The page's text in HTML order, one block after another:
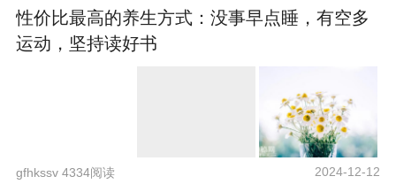
性价比最高的养生方式：没事早点睡，有空多
运动，坚持读好书
gfhkssv 4334阅读 2024-12-12